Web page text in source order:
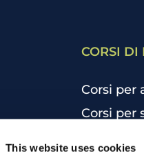
This website uses cookies
CORSI DI
Corsi per
Corsi per